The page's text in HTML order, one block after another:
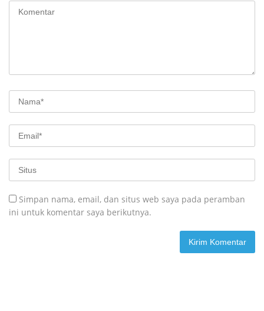
Simpan nama, email, dan situs web saya pada peramban
ini untuk komentar saya berikutnya.